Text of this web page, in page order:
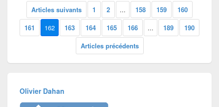
Articles suivants 1 2 ... 158 159
160
161
162 163 164 165 166 ... 189
190
Articles précédents
Olivier Dahan